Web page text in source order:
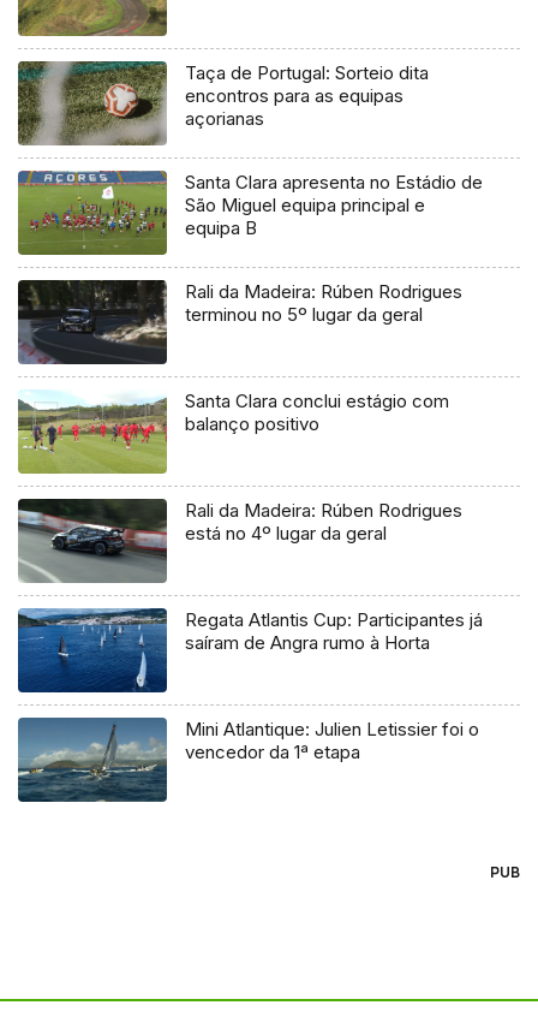
Taça de Portugal: Sorteio dita
encontros para as equipas
açorianas
Santa Clara apresenta no Estádio de
São Miguel equipa principal e
equipa B
Rali da Madeira: Rúben Rodrigues
terminou no 5º lugar da geral
Santa Clara conclui estágio com
balanço positivo
Rali da Madeira: Rúben Rodrigues
está no 4º lugar da geral
Regata Atlantis Cup: Participantes já
saíram de Angra rumo à Horta
Mini Atlantique: Julien Letissier foi o
vencedor da 1ª etapa
PUB